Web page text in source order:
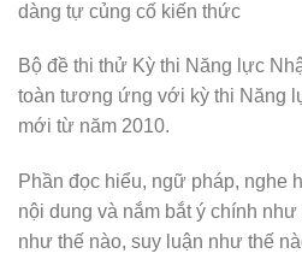
dàng tự củng cố kiến thức
Bộ đề thi thử Kỳ thi Năng lực
toàn tương ứng với kỳ thi Năng
mới từ năm 2010.
Phần đọc hiểu, ngữ pháp, nghe
nội dung và nắm bắt ý chính
như thế nào, suy luận như thế